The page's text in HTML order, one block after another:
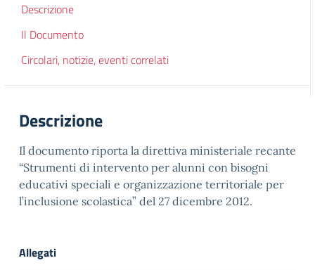
Descrizione
Il Documento
Circolari, notizie, eventi correlati
Descrizione
Il documento riporta la direttiva ministeriale recante
“Strumenti di intervento per alunni con bisogni
educativi speciali e organizzazione territoriale per
l’inclusione scolastica” del 27 dicembre 2012.
Allegati